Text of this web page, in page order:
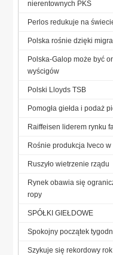
nierentownych PKS
Perlos redukuje na
Polska rośnie dzięki
Polska-Galop może być
wyścigów
Polski Lloyds TSB
Pomogła giełda i podaż
Raiffeisen liderem rynku
Rośnie produkcja Iveco w
Ruszyło wietrzenie rządu
Rynek obawia się
ropy
SPÓŁKI GIEŁDOWE
Spokojny początek
Szykuje się rekordowy